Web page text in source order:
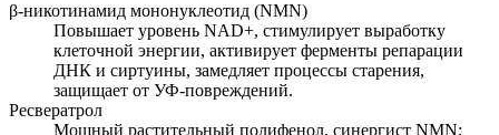
β-никотинамид мононуклеотид (NMN)
Повышает уровень NAD+, стимулирует выработку
клеточной энергии, активирует ферменты репарации
ДНК и сиртуины, замедляет процессы старения,
защищает от УФ-повреждений.
Ресвератрол
Мощный растительный полифенол, синергист NMN;